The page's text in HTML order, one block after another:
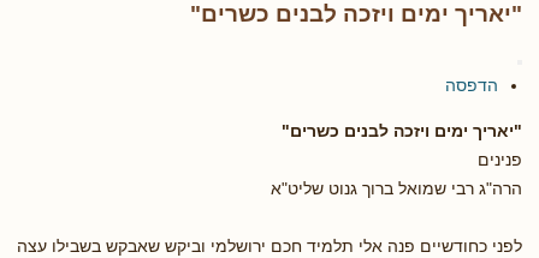
"יאריך ימים ויזכה לבנים כשרים"
הדפסה
"יאריך ימים ויזכה לבנים כשרים"
פנינים
הרה"ג רבי שמואל ברוך גנוט שליט"א
לפני כחודשיים פנה אלי תלמיד חכם ירושלמי וביקש שאבקש בשבילו עצה